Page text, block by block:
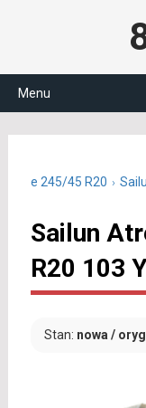
Menu
letnie 245/45 R20
Sailun
R20 103
Stan: nowa /